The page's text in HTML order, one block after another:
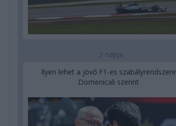
3 napja
Ilyen lehet a jövő F1-es szabályrendszere
Domenicali szerint